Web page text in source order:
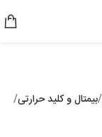
بیمتال و کلید حرارتی